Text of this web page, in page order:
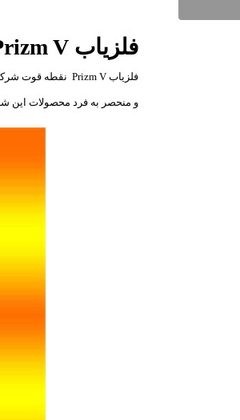
فلزیاب
فلزیاب Prizm V نقطه قوت شرکت وایتس در مقابل دیگر رقبا طراحی بسیار استاندارد،
و منحصر به فرد محصولات